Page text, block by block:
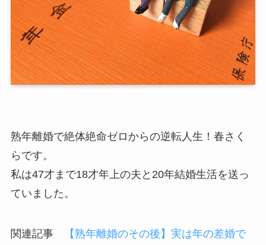
熟年離婚で絶体絶命ゼロからの逆転人生！春さく
らです。
私は47才まで18才年上の夫と20年結婚生活を送っ
ていました。
関連記事
【熟年離婚のその後】実は年の差婚で